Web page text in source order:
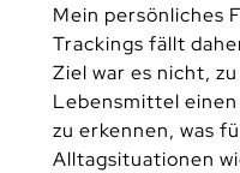
Mein persönliches
Trackings fällt
Ziel war es nicht,
Lebensmittel einen
zu erkennen, was
Alltagsituationen